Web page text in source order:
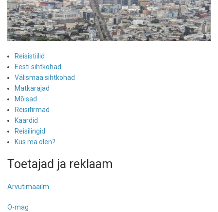
Reisistiilid
Eesti sihtkohad
Välismaa sihtkohad
Matkarajad
Mõisad
Reisifirmad
Kaardid
Reisilingid
Kus ma olen?
Toetajad ja reklaam
Arvutimaailm
O-mag